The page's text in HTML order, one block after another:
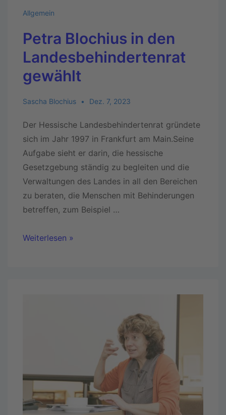
Allgemein
Petra Blochius in den
Landesbehindertenrat
gewählt
Sascha Blochius Dez. 7, 2023
Der Hessische Landesbehindertenrat gründete
sich im Jahr 1997 in Frankfurt am Main.Seine
Aufgabe sieht er darin, die hessische
Gesetzgebung ständig zu begleiten und die
Verwaltungen des Landes in all den Bereichen
zu beraten, die Menschen mit Behinderungen
betreffen, zum Beispiel …
Weiterlesen »